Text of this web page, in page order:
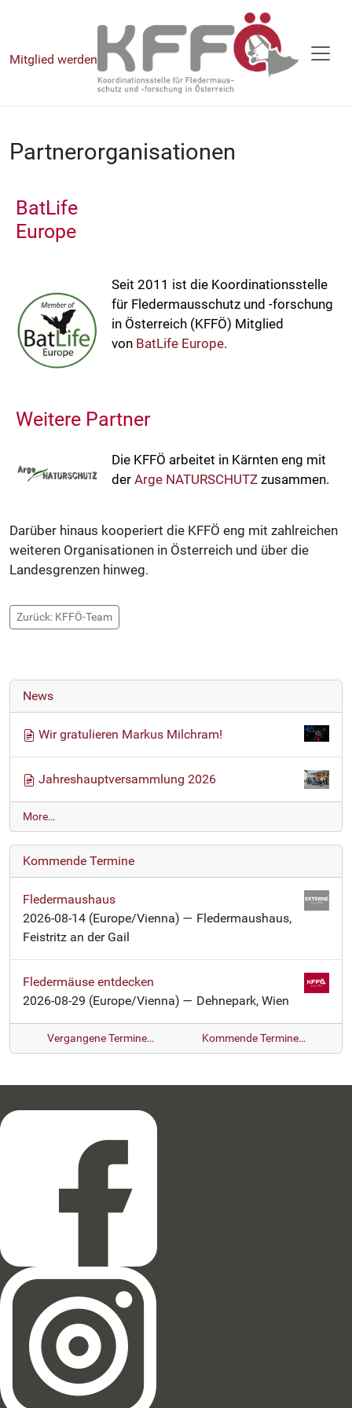
Mitglied werden
Partnerorganisationen
BatLife
Europe
Seit 2011 ist die Koordinationsstelle
für Fledermausschutz und -forschung
in Österreich (KFFÖ) Mitglied
von BatLife Europe.
Weitere Partner
Die KFFÖ arbeitet in Kärnten eng mit
der Arge NATURSCHUTZ zusammen.
Darüber hinaus kooperiert die KFFÖ eng mit zahlreichen
weiteren Organisationen in Österreich und über die
Landesgrenzen hinweg.
Zurück: KFFÖ-Team
News
Wir gratulieren Markus Milchram!
Jahreshauptversammlung 2026
N
e
w
s
-
More…
Kommende Termine
Fledermaushaus
2026-08-14 (Europe/Vienna) — Fledermaushaus,
Feistritz an der Gail
Fledermäuse entdecken
2026-08-29 (Europe/Vienna) — Dehnepark, Wien
Vergangene Termine… Kommende Termine…